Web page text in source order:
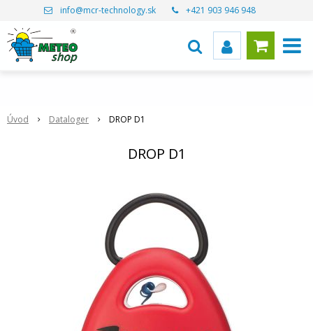
info@mcr-technology.sk +421 903 946 948
Úvod Dataloger DROP D1
DROP D1